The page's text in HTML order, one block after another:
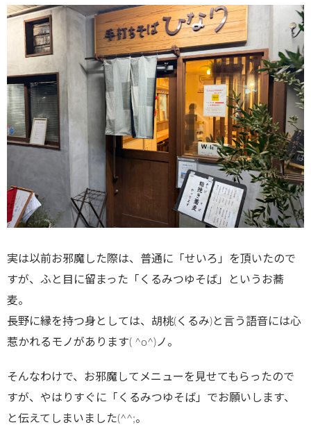
実は以前お邪魔した際は、普通に「せいろ」を頂いたので
すが、ふと目に留まった「くるみつゆそば」というお蕎
麦。
長野に縁を持つ身としては、胡桃(くるみ)と言う語音には心
惹かれるモノがあります( ^o^)ノ。
そんなわけで、お邪魔してメニューを見せてもらったので
すが、やはりすぐに「くるみつゆそば」でお願いします、
と伝えてしまいました(^^;。